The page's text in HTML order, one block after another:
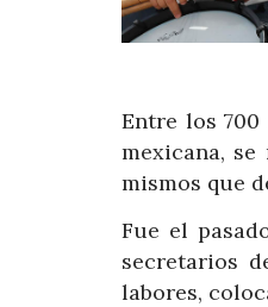
Entre los
mexicana,
mismos que
Fue el
secretarios
labores,